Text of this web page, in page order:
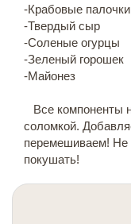
-Крабовые палочки
-Твердый сыр
-Соленые огурцы
-Зеленый горошек
-Майонез
Все компоненты
соломкой.
перемешиваем! Не
покушать!